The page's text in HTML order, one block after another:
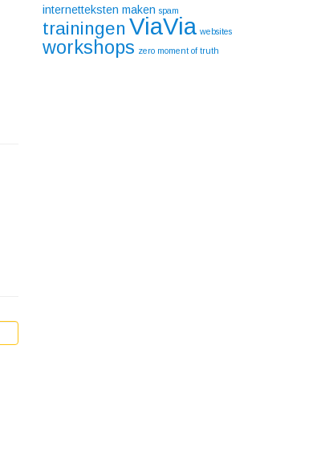
internetteksten maken spam
trainingen ViaVia websites
workshops zero moment of truth